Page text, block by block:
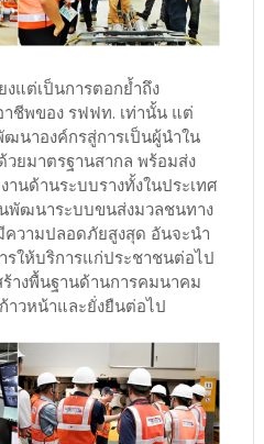
แต่เป็นการตอกย้ำถึง
ชีพของ รฟฟท. เท่านั้น แต่
นาองค์กรสู่การเป็นผู้นำใน
วยมาตรฐานสากล พร้อมส่ง
นด้านระบบรางทั้งในประเทศ
พัฒนาระบบขนส่งมวลชนทาง
วามปลอดภัยสูงสุด อันจะนำ
ให้บริการแก่ประชาชนต่อไป
างพื้นฐานด้านการคมนาคม
าวหน้าและยั่งยืนต่อไป